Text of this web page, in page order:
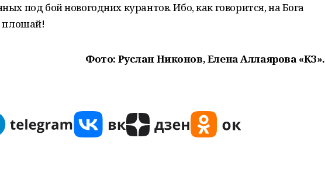
под бой новогодних курантов. Ибо, как говорится, на Бога
плошай!
Фото: Руслан Никонов, Елена Аллаярова «КЗ».